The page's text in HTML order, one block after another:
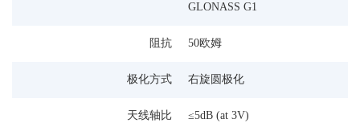
GLONASS G1
阻抗 50欧姆
极化方式 右旋圆极化
天线轴比 ≤5dB (at 3V)